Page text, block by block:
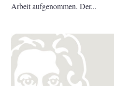
Arbeit aufgenommen. Der